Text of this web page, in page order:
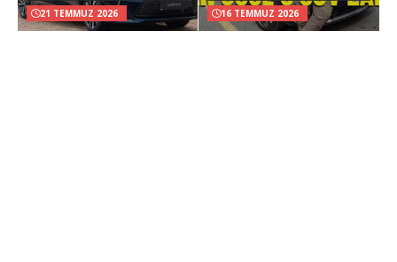
21 TEMMUZ 2026 16 TEMMUZ 2026